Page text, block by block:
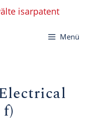
Menü